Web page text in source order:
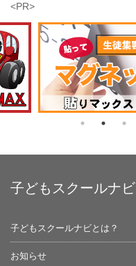
<PR>
子どもスクールナビ
子どもスクールナビとは？
お知らせ